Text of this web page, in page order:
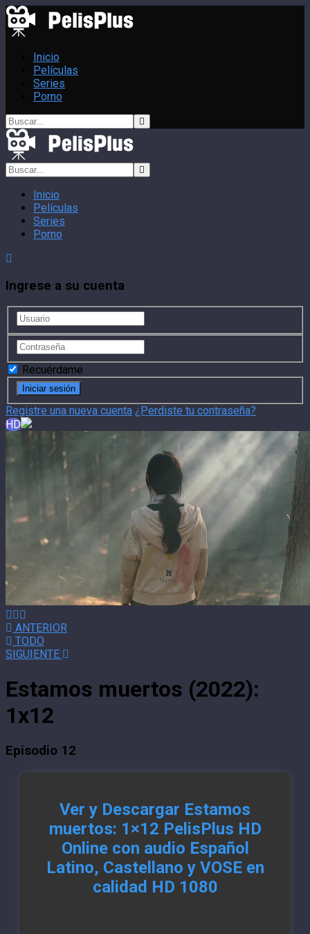
Inicio
Películas
Series
Porno
Inicio
Películas
Series
Porno
Ingrese a su cuenta
Recuérdame
Registre una nueva cuenta ¿Perdiste tu contraseña?
HD
ANTERIOR
TODO
SIGUIENTE
Estamos muertos (2022):
1x12
Episodio 12
Ver y Descargar Estamos
muertos: 1×12 PelisPlus HD
Online con audio Español
Latino, Castellano y VOSE en
calidad HD 1080